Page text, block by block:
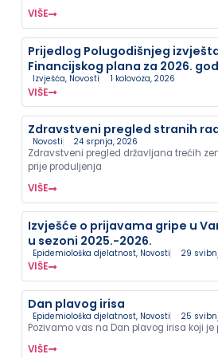
VIŠE
Prijedlog Polugodišnjeg
Financijskog plana za 2026.
Izvješća, Novosti 1 kolovoza, 2026
VIŠE
Zdravstveni pregled stranih
Novosti 24 srpnja, 2026
Zdravstveni pregled državljana trećih
prije produljenja
VIŠE
Izvješće o prijavama gripe u
u sezoni 2025.-2026.
Epidemiološka djelatnost, Novosti 29
VIŠE
Dan plavog irisa
Epidemiološka djelatnost, Novosti 25
Pozivamo vas na Dan plavog irisa koji
VIŠE